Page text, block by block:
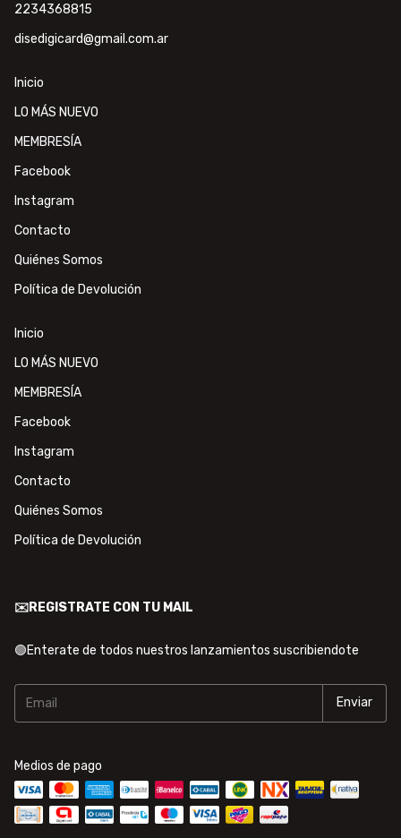
2234368815
disedigicard@gmail.com.ar
Inicio
LO MÁS NUEVO
MEMBRESÍA
Facebook
Instagram
Contacto
Quiénes Somos
Política de Devolución
Inicio
LO MÁS NUEVO
MEMBRESÍA
Facebook
Instagram
Contacto
Quiénes Somos
Política de Devolución
✉️REGISTRATE CON TU MAIL
🟢Enterate de todos nuestros lanzamientos suscribiendote
Medios de pago